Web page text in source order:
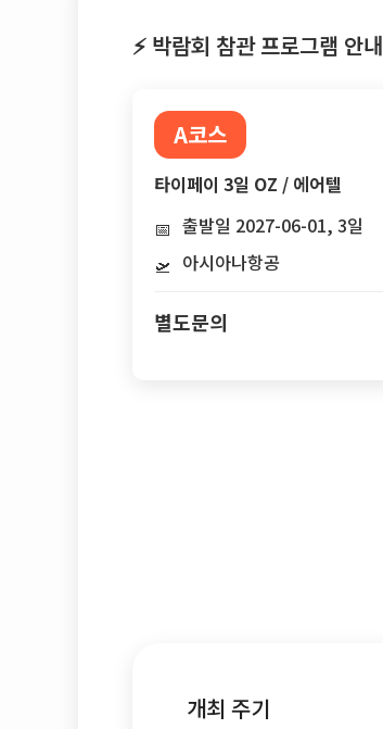
⚡ 박람회 참관 프로그램 안내
A코스
타이페이 3일 OZ / 에어텔
📅 출발일 2027-06-01, 3일
🛫 아시아나항공
별도문의
개최 주기